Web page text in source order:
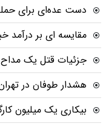
دست عده‌ای برای
مقایسه ای بر درآمد
جزئیات قتل یک
هشدار طوفان در
بیکاری یک میلیون